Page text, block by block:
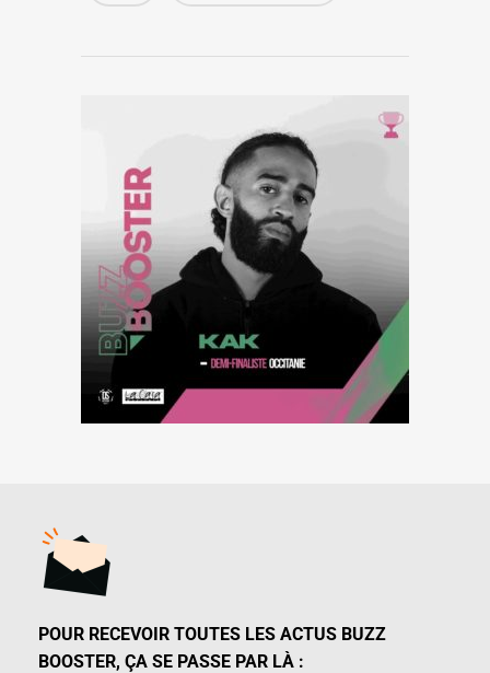
POUR RECEVOIR TOUTES LES ACTUS BUZZ
BOOSTER, ÇA SE PASSE PAR LÀ :